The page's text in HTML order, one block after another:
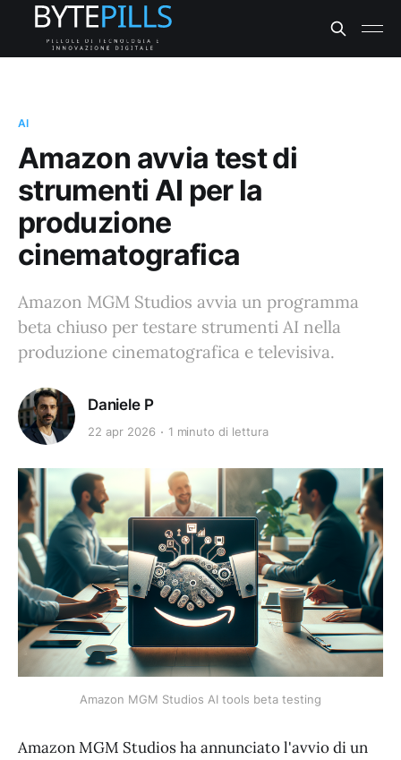
AI
Amazon avvia test di
strumenti AI per la
produzione
cinematografica
Amazon MGM Studios avvia un programma
beta chiuso per testare strumenti AI nella
produzione cinematografica e televisiva.
Daniele P
22 apr 2026 1 minuto di lettura
Amazon MGM Studios AI tools beta testing
Amazon MGM Studios ha annunciato l'avvio di un